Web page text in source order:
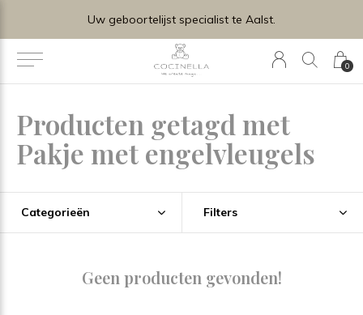
0
Uw geboortelijst specialist te Aalst.
Producten getagd met
Pakje met engelvleugels
Categorieën Filters
Geen producten gevonden!